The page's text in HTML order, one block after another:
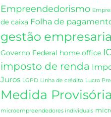
Empreendedorismo
de caixa Folha de
gestão
Governo Federal home office
imposto de renda
Juros LGPD Linha de crédito Lucro
Medida Provisória
microempreendedores individuais